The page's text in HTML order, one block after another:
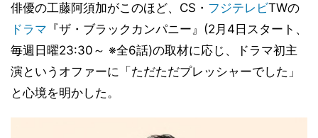
俳優の工藤阿須加がこのほど、CS・ フジテレビTWの
ドラマ 『ザ・ブラックカンパニー』(2月4日スタート、
毎週日曜23:30～ ※全6話)の取材に応じ、ドラマ初主
演というオファーに「ただただプレッシャーでした」
と心境を明かした。